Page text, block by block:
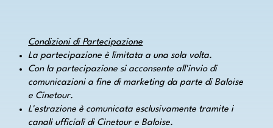
Condizioni di Partecipazione
La partecipazione è limitata a una sola volta.
Con la partecipazione si acconsente all'invio di
comunicazioni a fine di marketing da parte di Baloise
e Cinetour.
L'estrazione è comunicata esclusivamente tramite i
canali ufficiali di Cinetour e Baloise.